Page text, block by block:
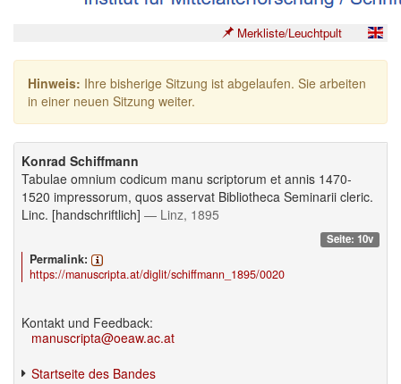
Merkliste/Leuchtpult
Hinweis: Ihre bisherige Sitzung ist abgelaufen. Sie arbeiten
in einer neuen Sitzung weiter.
Konrad Schiffmann
Tabulae omnium codicum manu scriptorum et annis 1470-
1520 impressorum, quos asservat Bibliotheca Seminarii cleric.
Linc. [handschriftlich] — Linz, 1895
Seite: 10v
Permalink:
https://manuscripta.at/diglit/schiffmann_1895/0020
Kontakt und Feedback:
manuscripta@oeaw.ac.at
Startseite des Bandes